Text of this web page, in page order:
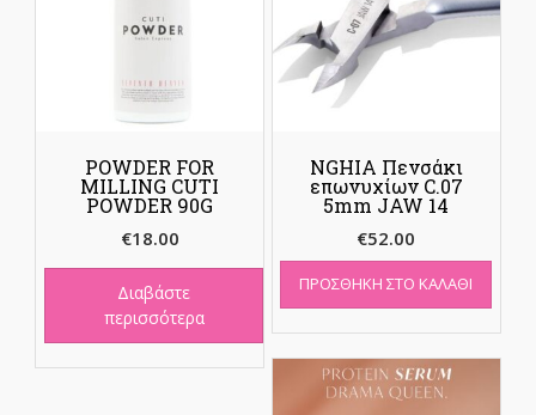
NGHIA Πενσάκι
επωνυχίων C.07
5mm JAW 14
€52.00
ΠΡΟΣΘΉΚΗ ΣΤΟ ΚΑΛΆΘΙ
POWDER FOR
MILLING CUTI
POWDER 90G
€18.00
Διαβάστε
περισσότερα